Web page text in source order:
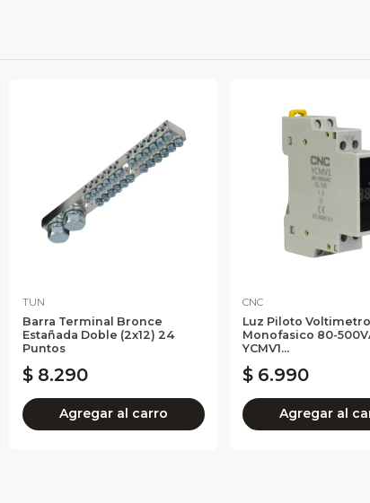
TUN
Barra Terminal Bronce
Estañada Doble (2x12) 24
Puntos
$ 8.290
Agregar al carro
CNC
Luz Piloto Voltimetro
Monofasico 80-
YCMV1...
$ 6.990
Agregar al